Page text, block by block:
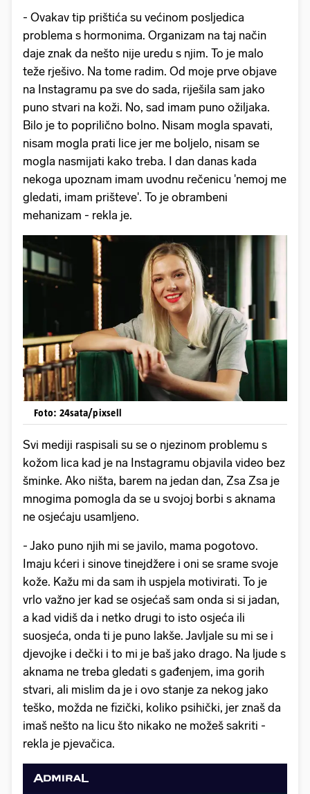
- Ovakav tip prištića su većinom posljedica
problema s hormonima. Organizam na taj način
daje znak da nešto nije uredu s njim. To je malo
teže rješivo. Na tome radim. Od moje prve objave
na Instagramu pa sve do sada, riješila sam jako
puno stvari na koži. No, sad imam puno ožiljaka.
Bilo je to poprilično bolno. Nisam mogla spavati,
nisam mogla prati lice jer me boljelo, nisam se
mogla nasmijati kako treba. I dan danas kada
nekoga upoznam imam uvodnu rečenicu 'nemoj me
gledati, imam prišteve'. To je obrambeni
mehanizam - rekla je.
Foto: 24sata/pixsell
Svi mediji raspisali su se o njezinom problemu s
kožom lica kad je na Instagramu objavila video bez
šminke. Ako ništa, barem na jedan dan, Zsa Zsa je
mnogima pomogla da se u svojoj borbi s aknama
ne osjećaju usamljeno.
- Jako puno njih mi se javilo, mama pogotovo.
Imaju kćeri i sinove tinejdžere i oni se srame svoje
kože. Kažu mi da sam ih uspjela motivirati. To je
vrlo važno jer kad se osjećaš sam onda si si jadan,
a kad vidiš da i netko drugi to isto osjeća ili
suosjeća, onda ti je puno lakše. Javljale su mi se i
djevojke i dečki i to mi je baš jako drago. Na ljude s
aknama ne treba gledati s gađenjem, ima gorih
stvari, ali mislim da je i ovo stanje za nekog jako
teško, možda ne fizički, koliko psihički, jer znaš da
imaš nešto na licu što nikako ne možeš sakriti -
rekla je pjevačica.